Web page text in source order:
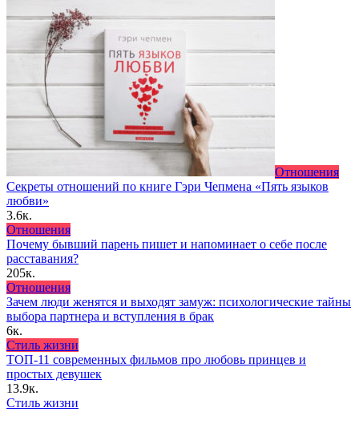
Отношения
Секреты отношений по книге Гэри Чепмена «Пять языков
любви»
3.6к.
Отношения
Почему бывший парень пишет и напоминает о себе после
расставания?
205к.
Отношения
Зачем люди женятся и выходят замуж: психологические тайны
выбора партнера и вступления в брак
6к.
Стиль жизни
ТОП-11 современных фильмов про любовь принцев и
простых девушек
13.9к.
Стиль жизни